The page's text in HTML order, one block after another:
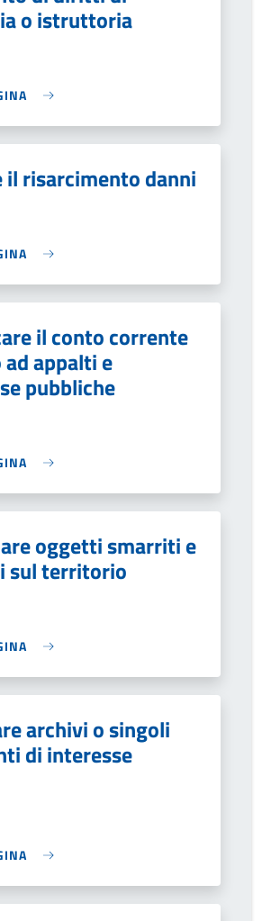
o istruttoria
il risarcimento danni
il conto corrente
appalti e
pubbliche
oggetti smarriti e
sul territorio
archivi o singoli
di interesse